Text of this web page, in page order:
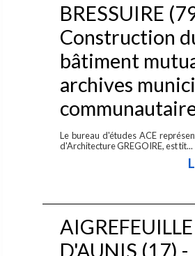
BRESSUIRE
Construction
bâtiment
archives
Le bureau d'études ACE
d'Architecture GREGOIRE, est tit...
AIGREFEUILLE
D'AUNIS (17) -